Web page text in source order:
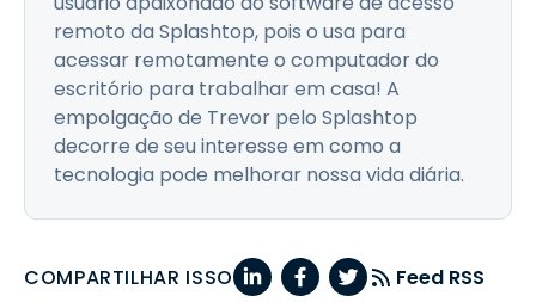
remoto da Splashtop, pois o usa para
acessar remotamente o computador do
escritório para trabalhar em casa! A
empolgação de Trevor pelo Splashtop
decorre de seu interesse em como a
tecnologia pode melhorar nossa vida diária.
COMPARTILHAR ISSO Feed RSS